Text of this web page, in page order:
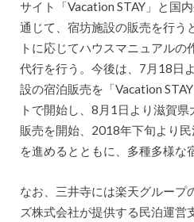
サイト「Vacation STAY」と国
通じて、宿坊施設の販売を行う
トに応じてハウスマニュアルの
代行を行う。今後は、7月18日
設の宿泊販売を「Vacation
トで開始し、8月1日より滋賀
販売を開始、2018年下旬より
を進めるとともに、多種多様な
なお、三井寺には楽天グループ
ズ株式会社が提供する民泊運営